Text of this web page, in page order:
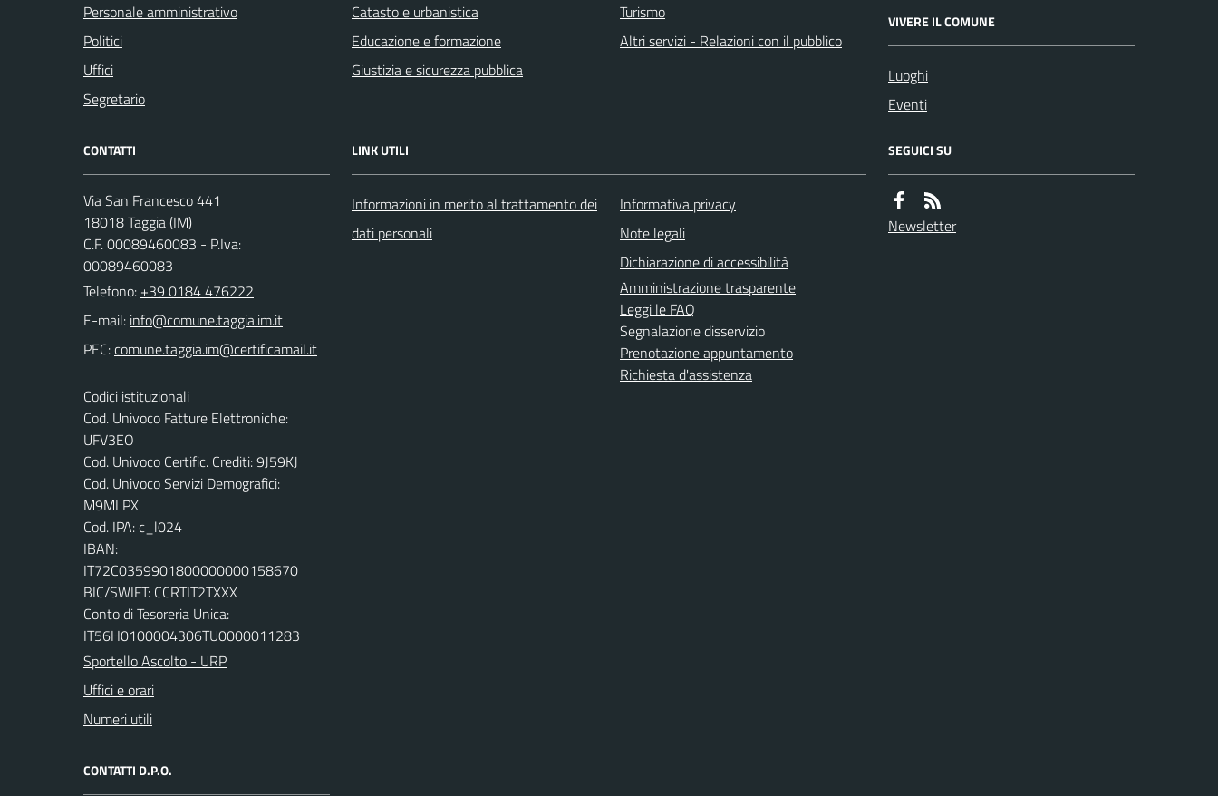
Personale amministrativo
Politici
Uffici
Segretario
Catasto e urbanistica
Educazione e formazione
Giustizia e sicurezza pubblica
Turismo
Altri servizi - Relazioni con il pubblico
VIVERE IL COMUNE
Luoghi
Eventi
CONTATTI
Via San Francesco 441
18018 Taggia (IM)
C.F. 00089460083 - P.Iva:
00089460083
Telefono: +39 0184 476222
E-mail:
PEC:
Codici istituzionali
Cod. Univoco Fatture Elettroniche:
UFV3EO
Cod. Univoco Certific. Crediti: 9J59KJ
Cod. Univoco Servizi Demografici:
M9MLPX
Cod. IPA: c_l024
IBAN:
IT72C0359901800000000158670
BIC/SWIFT: CCRTIT2TXXX
Conto di Tesoreria Unica:
IT56H0100004306TU0000011283
Sportello Ascolto - URP
Uffici e orari
Numeri utili
CONTATTI D.P.O.
LINK UTILI
Informazioni in merito al trattamento dei
dati personali
Informativa privacy
Note legali
Dichiarazione di accessibilità
Amministrazione trasparente
Leggi le FAQ
Segnalazione disservizio
Prenotazione appuntamento
Richiesta d'assistenza
SEGUICI SU
Newsletter